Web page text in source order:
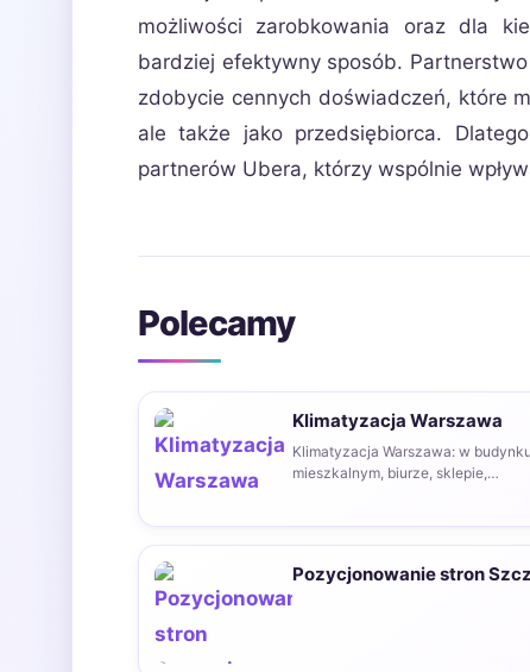
możliwości zarobkowania oraz dla
bardziej efektywny sposób.
zdobycie cennych doświadczeń, które
ale także jako przedsiębiorca.
partnerów Ubera, którzy wspólnie
Polecamy
Klimatyzacja Warszawa
Klimatyzacja Warszawa: w budynku
mieszkalnym, biurze, sklepie,
Pozycjonowanie stron